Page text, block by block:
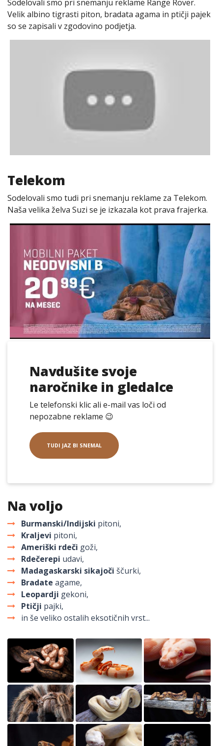
Sodelovali smo pri snemanju reklame Range Rover.
Velik albino tigrasti piton, bradata agama in ptičji pajek
so se zapisali v zgodovino podjetja.
Telekom
Sodelovali smo tudi pri snemanju reklame za Telekom.
Naša velika želva Suzi se je izkazala kot prava frajerka.
Navdušite svoje
naročnike in gledalce
Le telefonski klic ali e-mail vas loči od
nepozabne reklame 😉
TUDI JAZ BI SNEMAL
Na voljo
Burmanski/Indijski pitoni,
Kraljevi pitoni,
Ameriški rdeči goži,
Rdečerepi udavi,
Madagaskarski sikajoči ščurki,
Bradate agame,
Leopardji gekoni,
Ptičji pajki,
in še veliko ostalih eksotičnih vrst...